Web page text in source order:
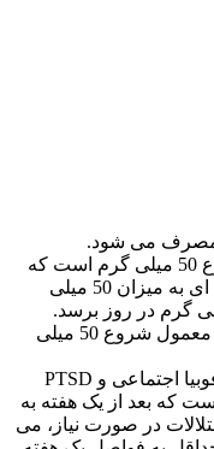
مصرف می شود.
1- در درمان افسردگی: دوز معمول شروع 50 میلی گرم است که
در صورت نیاز به فواصل حداقل یک هفته ای به میزان 50 میلی
2- در درمان اختلال وسواسی جبری: دوز معمول شروع 50 میلی
3- در اختلال پانیک با یا بدون آگوروفوبیا، فوبیا اجتماعی و PTSD
روزانه است که بعد از یک هفته به
در صورت نیاز، می